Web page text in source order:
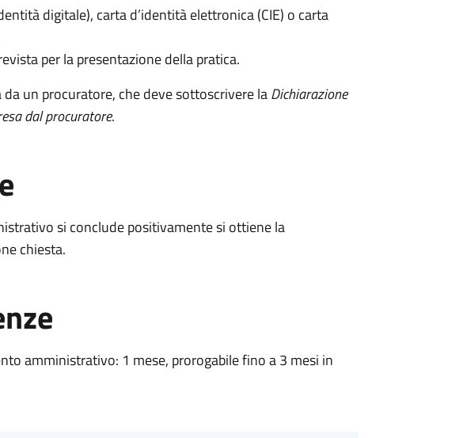
digitale), carta d’identità elettronica (CIE) o carta
per la presentazione della pratica.
un procuratore, che deve sottoscrivere laDichiarazione
dal procuratore.
si conclude positivamente si ottiene la
chiesta.
amministrativo: 1 mese, prorogabile fino a 3 mesi in